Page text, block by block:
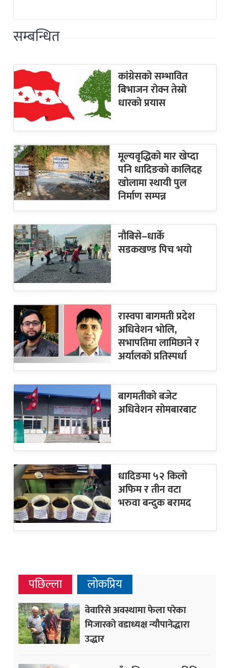
सम्बन्धित
कांग्रेसको सम्भावित
बिभाजन रोक्न तेस्रो
धारको प्रयास
मूल्यवृद्धिको मार खेप्दा
पनि धादिङको कालिदह
खोलामा स्थायी पुल
निर्माण सम्पन्न
नौबिसे–धार्के
सडकखण्ड पिच भयो
रास्वपा बागमती प्रदेश
अधिवेशन भोलि,
सभापतिमा लामिछाने र
अर्यालको प्रतिस्पर्धा
बागमतीको बजेट
अधिवेशन सोमबारबाट
धादिङमा ५२ किलो
अफिम र तीन वटा
भरुवा बन्दुक बरामद
पछिल्ला लोकप्रिय
वेवारिसे अवस्थामा फेला परेका
मिजारको वडाध्यक्ष न्यौपानेद्धारा
उद्धार